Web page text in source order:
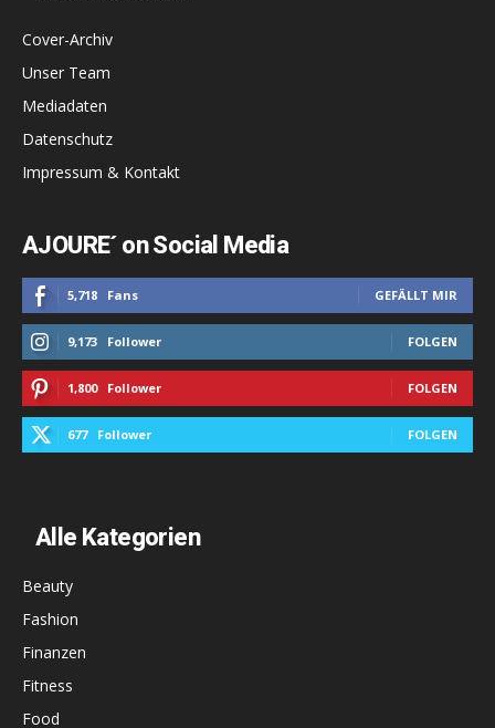
Cover-Archiv
Unser Team
Mediadaten
Datenschutz
Impressum & Kontakt
AJOURE´ on Social Media
5,718 Fans GEFÄLLT MIR
9,173 Follower FOLGEN
1,800 Follower FOLGEN
677 Follower FOLGEN
Alle Kategorien
Beauty
Fashion
Finanzen
Fitness
Food